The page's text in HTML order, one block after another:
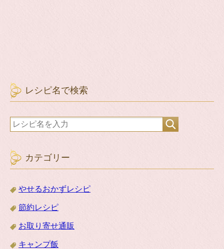
レシピ名で検索
カテゴリー
やせるおかずレシピ
節約レシピ
お取り寄せ通販
キャンプ飯